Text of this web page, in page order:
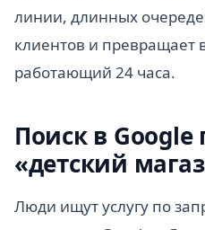
линии, длинных
клиентов и превращает
работающий 24 часа.
Поиск в Google
«детский
Люди ищут услугу по